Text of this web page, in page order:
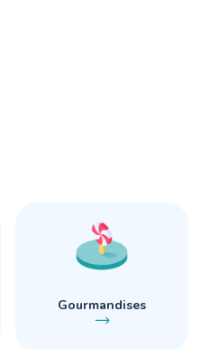
Gourmandises